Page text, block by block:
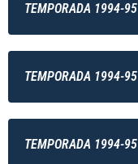
TEMPORADA 1994-95
TEMPORADA 1994-95
TEMPORADA 1994-95